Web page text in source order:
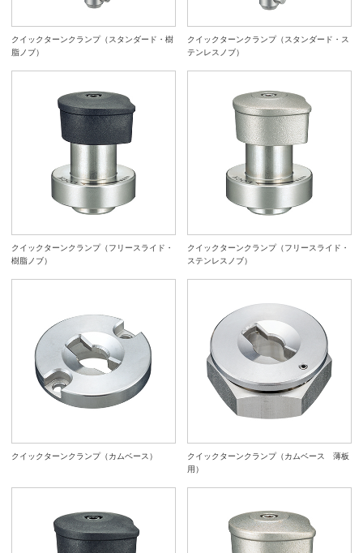
クイックターンクランプ（スタンダード・樹
脂ノブ）
クイックターンクランプ（スタンダード・ス
テンレスノブ）
クイックターンクランプ（フリースライド・
樹脂ノブ）
クイックターンクランプ（フリースライド・
ステンレスノブ）
クイックターンクランプ（カムベース）
クイックターンクランプ（カムベース 薄板
用）